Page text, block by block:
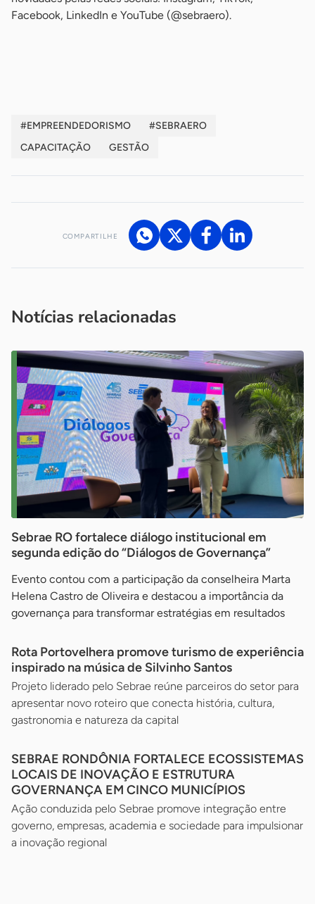
Facebook, LinkedIn e YouTube (@sebraero).
#EMPREENDEDORISMO
#SEBRAERO
CAPACITAÇÃO
GESTÃO
COMPARTILHE
Notícias relacionadas
Sebrae RO fortalece diálogo institucional em
segunda edição do “Diálogos de Governança”
Evento contou com a participação da conselheira Marta
Helena Castro de Oliveira e destacou a importância da
governança para transformar estratégias em resultados
Rota Portovelhera promove turismo de experiência
inspirado na música de Silvinho Santos
Projeto liderado pelo Sebrae reúne parceiros do setor para
apresentar novo roteiro que conecta história, cultura,
gastronomia e natureza da capital
SEBRAE RONDÔNIA FORTALECE ECOSSISTEMAS
LOCAIS DE INOVAÇÃO E ESTRUTURA
GOVERNANÇA EM CINCO MUNICÍPIOS
Ação conduzida pelo Sebrae promove integração entre
governo, empresas, academia e sociedade para impulsionar
a inovação regional